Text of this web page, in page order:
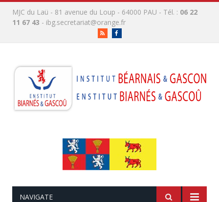
MJC du Laü - 81 avenue du Loup - 64000 PAU - Tél. : 06 22
11 67 43 - ibg.secretariat@orange.fr
RSS
NAVIGATE